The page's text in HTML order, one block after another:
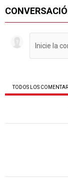
TODOS LOS
Todos los